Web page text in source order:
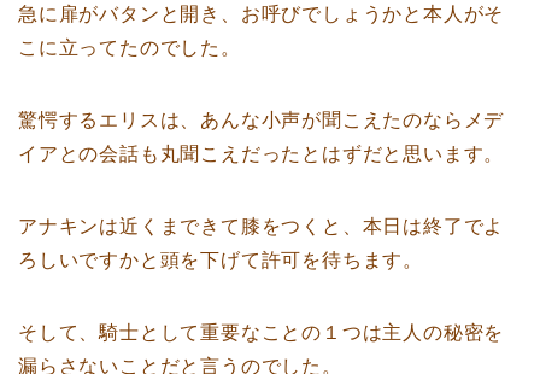
急に扉がバタンと開き、お呼びでしょうかと本人がそ
こに立ってたのでした。
驚愕するエリスは、あんな小声が聞こえたのならメデ
イアとの会話も丸聞こえだったとはずだと思います。
アナキンは近くまできて膝をつくと、本日は終了でよ
ろしいですかと頭を下げて許可を待ちます。
そして、騎士として重要なことの１つは主人の秘密を
漏らさないことだと言うのでした。